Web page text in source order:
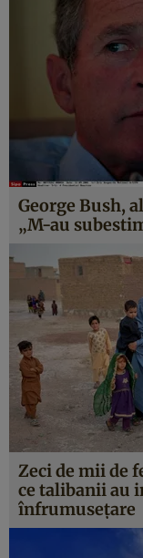
George Bush,
„M-au
Zeci de mii de
ce talibanii au
înfrumusețare